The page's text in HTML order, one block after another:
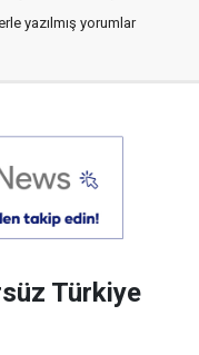
yazılmış yorumlar
Türkiye